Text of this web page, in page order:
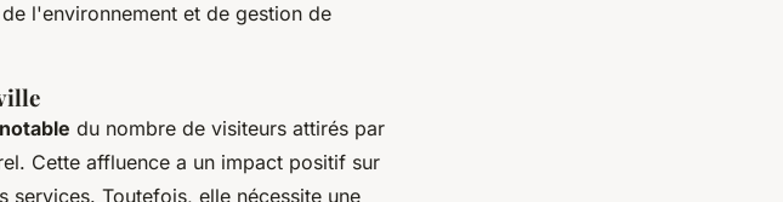
l'environnement et de gestion de
du nombre de visiteurs attirés par
Cette affluence a un impact positif sur
services. Toutefois, elle nécessite une